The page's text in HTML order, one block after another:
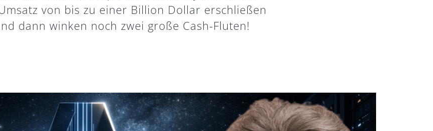
von bis zu einer Billion Dollar erschließen
dann winken noch zwei große Cash-Fluten!